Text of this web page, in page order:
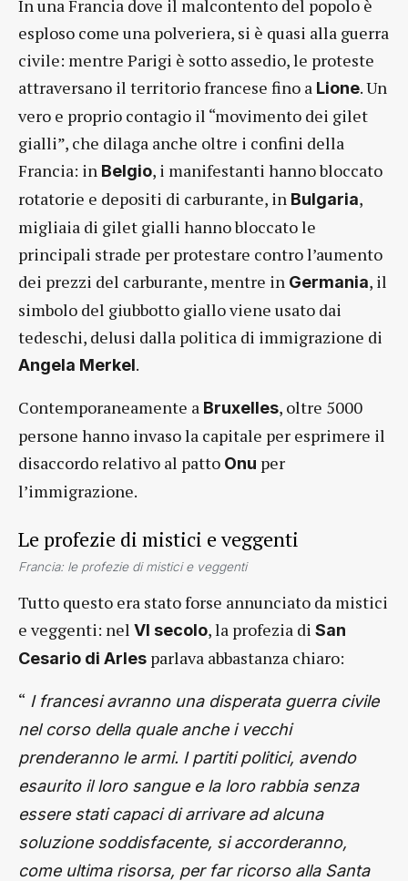
In una Francia dove il malcontento del popolo è
esploso come una polveriera, si è quasi alla guerra
civile: mentre Parigi è sotto assedio, le proteste
attraversano il territorio francese fino a Lione. Un
vero e proprio contagio il “movimento dei gilet
gialli”, che dilaga anche oltre i confini della
Francia: in Belgio, i manifestanti hanno bloccato
rotatorie e depositi di carburante, in Bulgaria,
migliaia di gilet gialli hanno bloccato le
principali strade per protestare contro l’aumento
dei prezzi del carburante, mentre in Germania, il
simbolo del giubbotto giallo viene usato dai
tedeschi, delusi dalla politica di immigrazione di
Angela Merkel.
Contemporaneamente a Bruxelles, oltre 5000
persone hanno invaso la capitale per esprimere il
disaccordo relativo al patto Onu per
l’immigrazione.
Le profezie di mistici e veggenti
Francia: le profezie di mistici e veggenti
Tutto questo era stato forse annunciato da mistici
e veggenti: nel VI secolo, la profezia di San
Cesario di Arles parlava abbastanza chiaro:
“ I francesi avranno una disperata guerra civile
nel corso della quale anche i vecchi
prenderanno le armi. I partiti politici, avendo
esaurito il loro sangue e la loro rabbia senza
essere stati capaci di arrivare ad alcuna
soluzione soddisfacente, si accorderanno,
come ultima risorsa, per far ricorso alla Santa